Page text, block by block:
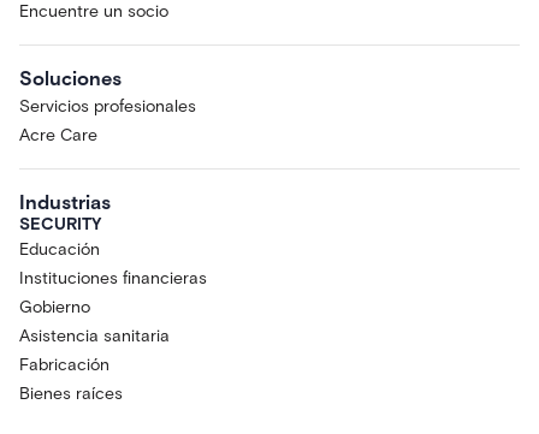
Encuentre un socio
Soluciones
Servicios profesionales
Acre Care
Industrias
SECURITY
Educación
Instituciones financieras
Gobierno
Asistencia sanitaria
Fabricación
Bienes raíces